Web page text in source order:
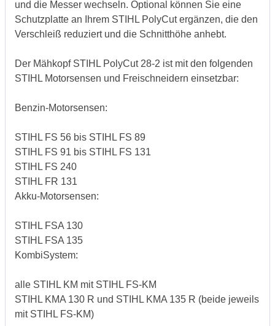
und die Messer wechseln. Optional können Sie eine
Schutzplatte an Ihrem STIHL PolyCut ergänzen, die den
Verschleiß reduziert und die Schnitthöhe anhebt.
Der Mähkopf STIHL PolyCut 28‑2 ist mit den folgenden
STIHL Motorsensen und Freischneidern einsetzbar:
Benzin-Motorsensen:
STIHL FS 56 bis STIHL FS 89
STIHL FS 91 bis STIHL FS 131
STIHL FS 240
STIHL FR 131
Akku-Motorsensen:
STIHL FSA 130
STIHL FSA 135
KombiSystem:
alle STIHL KM mit STIHL FS‑KM
STIHL KMA 130 R und STIHL KMA 135 R (beide jeweils
mit STIHL FS‑KM)